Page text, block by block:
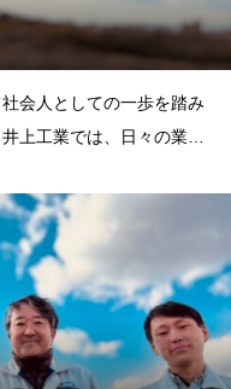
会人としての一歩を踏み
上工業では、日々の業務